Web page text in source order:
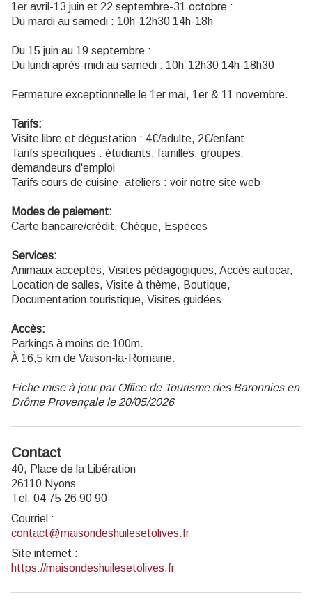
1er avril-13 juin et 22 septembre-31 octobre :
Du mardi au samedi : 10h-12h30 14h-18h
Du 15 juin au 19 septembre :
Du lundi après-midi au samedi : 10h-12h30 14h-18h30
Fermeture exceptionnelle le 1er mai, 1er & 11 novembre.
Tarifs:
Visite libre et dégustation : 4€/adulte, 2€/enfant
Tarifs spécifiques : étudiants, familles, groupes,
demandeurs d'emploi
Tarifs cours de cuisine, ateliers : voir notre site web
Modes de paiement:
Carte bancaire/crédit, Chèque, Espèces
Services:
Animaux acceptés, Visites pédagogiques, Accès autocar,
Location de salles, Visite à thème, Boutique,
Documentation touristique, Visites guidées
Accès:
Parkings à moins de 100m.
À 16,5 km de Vaison-la-Romaine.
Fiche mise à jour par Office de Tourisme des Baronnies en
Drôme Provençale le 20/05/2026
Contact
40, Place de la Libération
26110 Nyons
Tél. 04 75 26 90 90
Courriel :
contact@maisondeshuilesetolives.fr
Site internet :
https://maisondeshuilesetolives.fr